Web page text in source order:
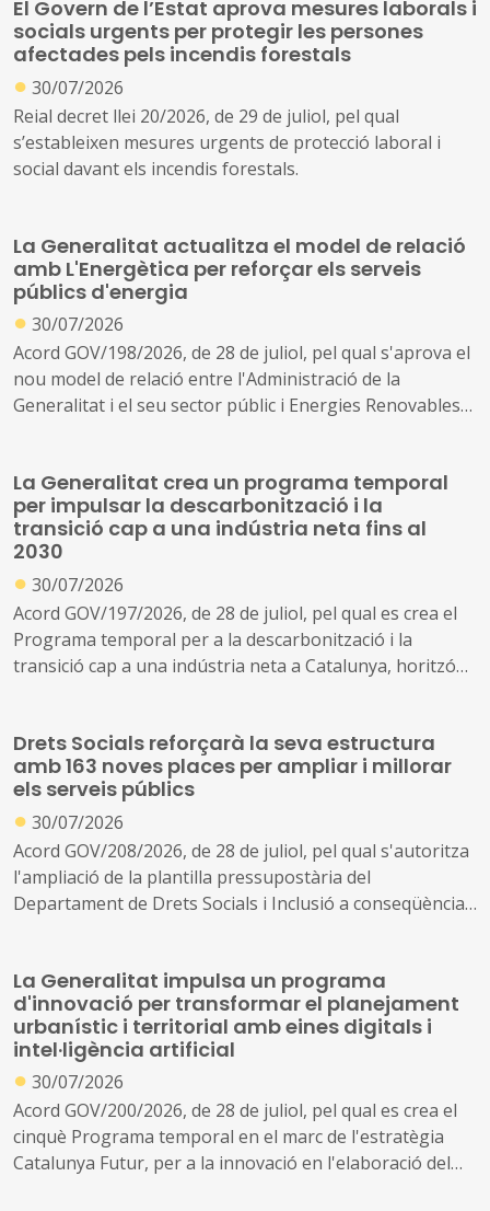
El Govern de l’Estat aprova mesures laborals i
socials urgents per protegir les persones
afectades pels incendis forestals
● 30/07/2026
Reial decret llei 20/2026, de 29 de juliol, pel qual
s’estableixen mesures urgents de protecció laboral i
social davant els incendis forestals.
La Generalitat actualitza el model de relació
amb L'Energètica per reforçar els serveis
públics d'energia
● 30/07/2026
Acord GOV/198/2026, de 28 de juliol, pel qual s'aprova el
nou model de relació entre l'Administració de la
Generalitat i el seu sector públic i Energies Renovables
en l'àmbit de l'energia
La Generalitat crea un programa temporal
per impulsar la descarbonització i la
transició cap a una indústria neta fins al
2030
● 30/07/2026
Acord GOV/197/2026, de 28 de juliol, pel qual es crea el
Programa temporal per a la descarbonització i la
transició cap a una indústria neta a Catalunya, horitzó
Drets Socials reforçarà la seva estructura
amb 163 noves places per ampliar i millorar
els serveis públics
● 30/07/2026
Acord GOV/208/2026, de 28 de juliol, pel qual s'autoritza
l'ampliació de la plantilla pressupostària del
Departament de Drets Socials i Inclusió a conseqüència
La Generalitat impulsa un programa
d'innovació per transformar el planejament
urbanístic i territorial amb eines digitals i
intel·ligència artificial
● 30/07/2026
Acord GOV/200/2026, de 28 de juliol, pel qual es crea el
cinquè Programa temporal en el marc de l'estratègia
Catalunya Futur, per a la innovació en l'elaboració del